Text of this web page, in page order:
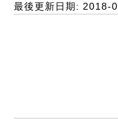
最後更新日期: 2018-